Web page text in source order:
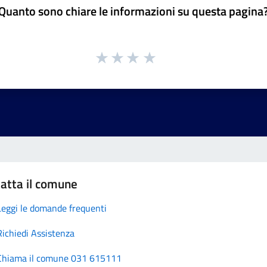
sono chiare le informazioni su questa
il comune
le domande frequenti
Assistenza
il comune 031 615111